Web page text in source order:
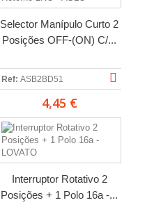
Selector Manípulo Curto 2
Posições OFF-(ON) C/...
Ref: ASB2BD51
4,45 €
Interruptor Rotativo 2
Posições + 1 Polo 16a -...